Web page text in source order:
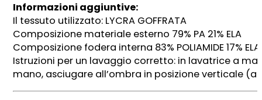
Informazioni aggiuntive:
Il tessuto utilizzato: LYCRA GOFFRATA
Composizione materiale esterno 79% PA 21% ELA
Composizione fodera interna 83% POLIAMIDE 17%
Istruzioni per un lavaggio corretto: in lavatrice a
mano, asciugare all’ombra in posizione verticale